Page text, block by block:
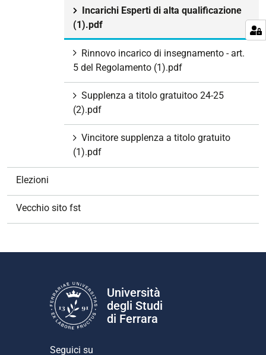
Incarichi Esperti di alta qualificazione
(1).pdf
Rinnovo incarico di insegnamento - art.
5 del Regolamento (1).pdf
Supplenza a titolo gratuitoo 24-25
(2).pdf
Vincitore supplenza a titolo gratuito
(1).pdf
Elezioni
Vecchio sito fst
Università
degli Studi
di Ferrara
Seguici su